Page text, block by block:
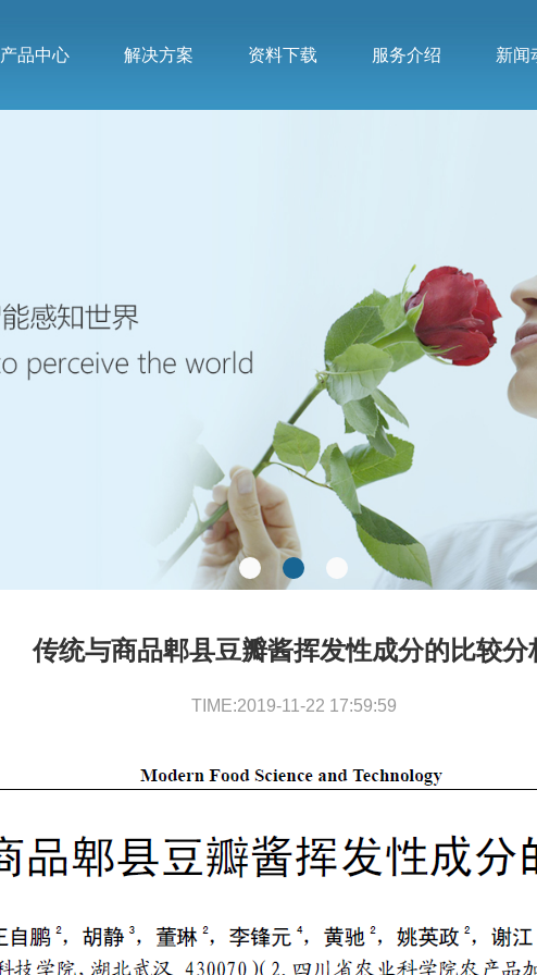
产品中心 解决方案 资料下载 服务介绍 新闻
传统与商品郫县豆瓣酱挥发性成分的比较分
TIME:2019-11-22 17:59:59